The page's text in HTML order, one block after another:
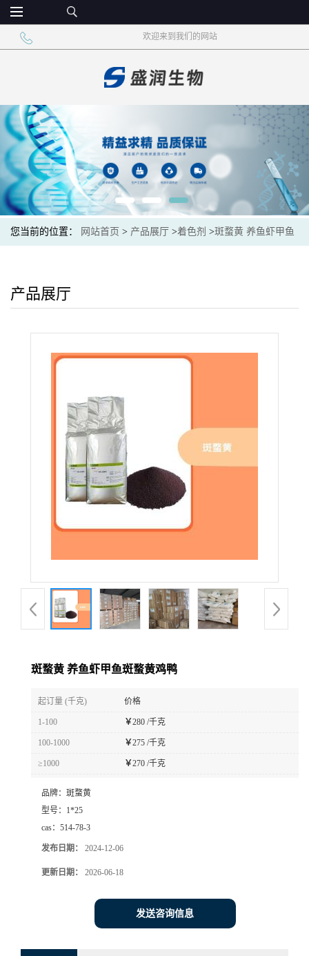
欢迎来到我们的网站
您当前的位置： 网站首页 > 产品展厅 >着色剂 >斑蝥黄 养鱼虾甲鱼
产品展厅
斑蝥黄 养鱼虾甲鱼斑蝥黄鸡鸭
起订量 (千克) 价格
1-100 ￥280 /千克
100-1000 ￥275 /千克
≥1000 ￥270 /千克
品牌： 斑蝥黄
型号： 1*25
cas： 514-78-3
发布日期： 2024-12-06
更新日期： 2026-06-18
发送咨询信息